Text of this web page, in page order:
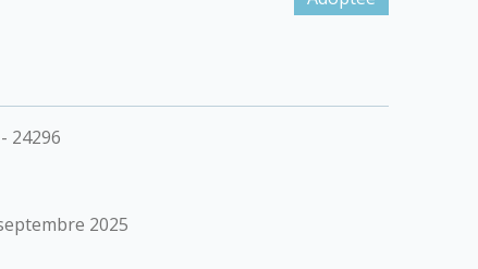
24296
2025